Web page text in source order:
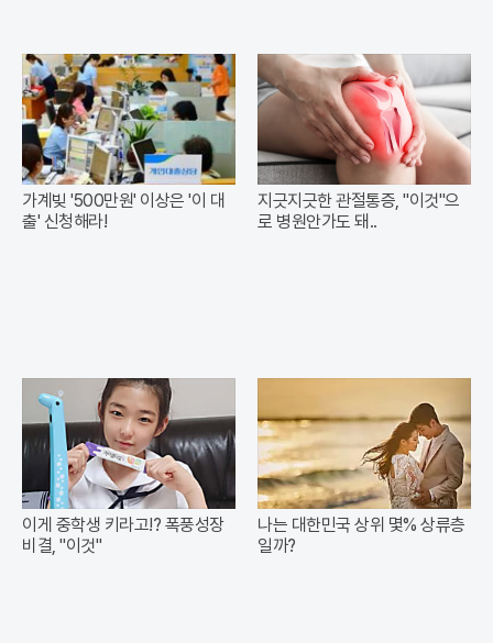
가계빚 '500만원' 이상은 '이 대
출' 신청해라!
지긋지긋한 관절통증, "이것"으
로 병원안가도 돼..
이게 중학생 키라고!? 폭풍성장
비결, "이것"
나는 대한민국 상위 몇% 상류층
일까?